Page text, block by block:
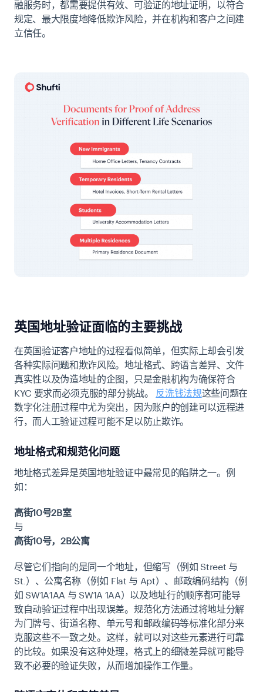
融服务时，都需要提供有效、可验证的地址证明，以符合
规定、最大限度地降低欺诈风险，并在机构和客户之间建
立信任。
英国地址验证面临的主要挑战
在英国验证客户地址的过程看似简单，但实际上却会引发
各种实际问题和欺诈风险。地址格式、跨语言差异、文件
真实性以及伪造地址的企图，只是金融机构为确保符合
KYC 要求而必须克服的部分挑战。
反洗钱法规这些问题在
数字化注册过程中尤为突出，因为账户的创建可以远程进
行，而人工验证过程可能不足以防止欺诈。
地址格式和规范化问题
地址格式差异是英国地址验证中最常见的陷阱之一。例
如：
高街10号2B室
与
高街10号，2B公寓
尽管它们指向的是同一个地址，但缩写（例如 Street 与
St.）、公寓名称（例如 Flat 与 Apt）、邮政编码结构（例
如 SW1A1AA 与 SW1A 1AA）以及地址行的顺序都可能导
致自动验证过程中出现误差。规范化方法通过将地址分解
为门牌号、街道名称、单元号和邮政编码等标准化部分来
克服这些不一致之处。这样，就可以对这些元素进行可靠
的比较。如果没有这种处理，格式上的细微差异就可能导
致不必要的验证失败，从而增加操作工作量。